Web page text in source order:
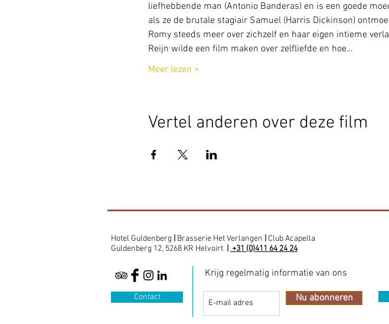
liefhebbende man (Antonio Banderas) en is een goede
als ze de brutale stagiair Samuel (Harris Dickinson)
Romy steeds meer over zichzelf en haar eigen intieme
Reijn wilde een film maken over zelfliefde en hoe…
Meer lezen >
Vertel anderen over deze film
Hotel Guldenberg Brasserie Het Verlangen
Club Acapella
Guldenberg 12, 5268 KR Helvoirt
+31 (0)411 64 24 24
Contact
Krijg regelmatig informatie van ons
Nu abonneren